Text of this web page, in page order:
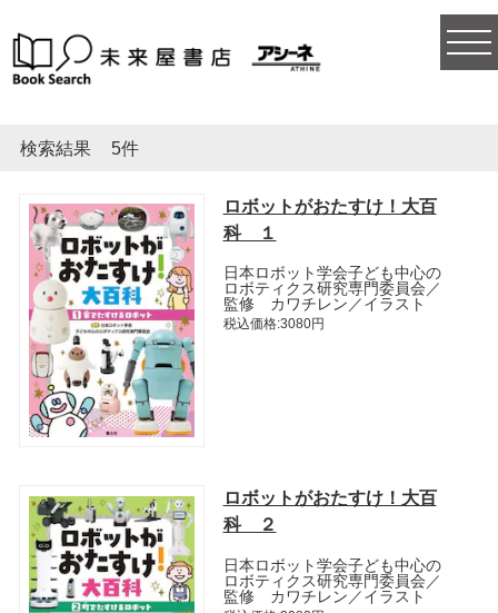
検索結果 5件
ロボットがおたすけ！大百
科 １
日本ロボット学会子ども中心の
ロボティクス研究専門委員会／
監修 カワチレン／イラスト
税込価格:3080円
ロボットがおたすけ！大百
科 ２
日本ロボット学会子ども中心の
ロボティクス研究専門委員会／
監修 カワチレン／イラスト